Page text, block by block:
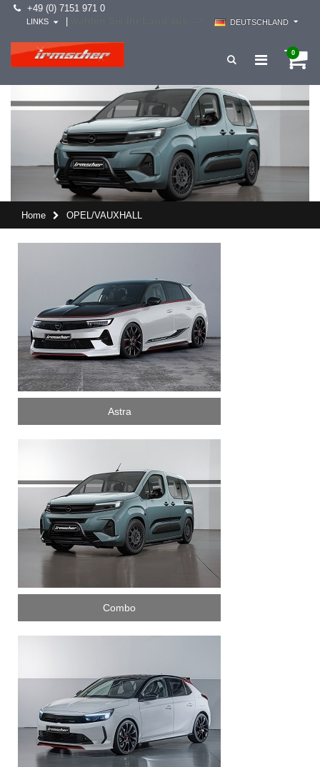
+49 (0) 7151 971 0
DEUTSCHLAND
LINKS
0
Home OPEL/VAUXHALL
Astra
Combo